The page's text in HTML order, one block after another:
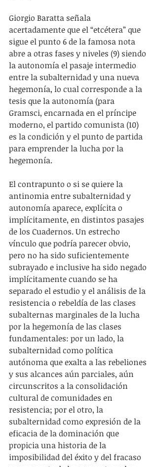
Giorgio Baratta señala
acertadamente que el “etcétera” que
sigue el punto 6 de la famosa nota
abre a otras fases y niveles (9) siendo
la autonomía el pasaje intermedio
entre la subalternidad y una nueva
hegemonía, lo cual corresponde a la
tesis que la autonomía (para
Gramsci, encarnada en el príncipe
moderno, el partido comunista (10)
es la condición y el punto de partida
para emprender la lucha por la
hegemonía.
El contrapunto o si se quiere la
antinomia entre subalternidad y
autonomía aparece, explícita o
implícitamente, en distintos pasajes
de los Cuadernos. Un estrecho
vínculo que podría parecer obvio,
pero no ha sido suficientemente
subrayado e inclusive ha sido negado
implícitamente cuando se ha
separado el estudio y el análisis de la
resistencia o rebeldía de las clases
subalternas marginales de la lucha
por la hegemonía de las clases
fundamentales: por un lado, la
subalternidad como política
autónoma que exalta a las rebeliones
y sus alcances aún parciales, aún
circunscritos a la consolidación
cultural de comunidades en
resistencia; por el otro, la
subalternidad como expresión de la
eficacia de la dominación que
propicia una historia de la
imposibilidad del éxito y del fracaso